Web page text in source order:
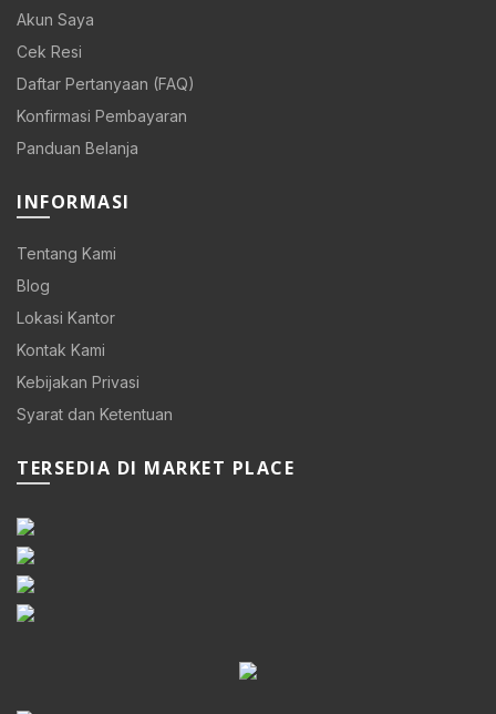
Akun Saya
Cek Resi
Daftar Pertanyaan (FAQ)
Konfirmasi Pembayaran
Panduan Belanja
INFORMASI
Tentang Kami
Blog
Lokasi Kantor
Kontak Kami
Kebijakan Privasi
Syarat dan Ketentuan
TERSEDIA DI MARKET PLACE